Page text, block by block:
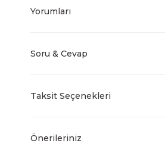
Yorumları
Soru & Cevap
Taksit Seçenekleri
Önerileriniz